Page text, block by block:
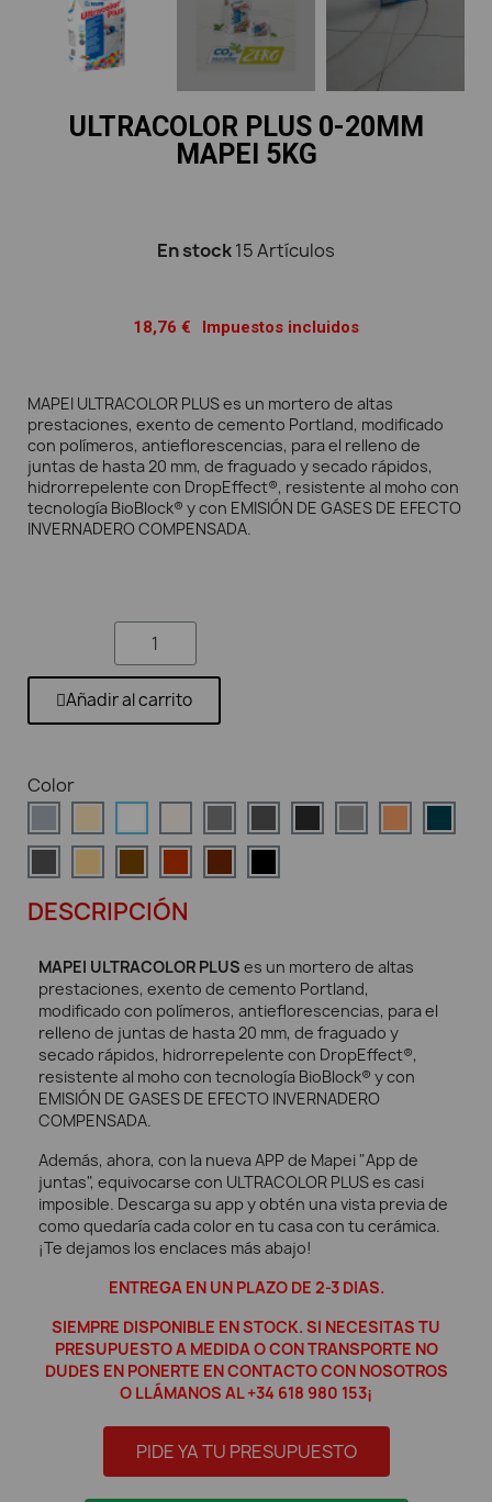
ULTRACOLOR PLUS 0-20MM
MAPEI 5KG
En stock15 Artículos
18,76 € Impuestos incluidos
MAPEI ULTRACOLOR PLUS es un mortero de altas
prestaciones, exento de cemento Portland, modificado
con polímeros, antieflorescencias, para el relleno de
juntas de hasta 20 mm, de fraguado y secado rápidos,
hidrorrepelente con DropEffect®, resistente al moho con
tecnología BioBlock® y con EMISIÓN DE GASES DE EFECTO
INVERNADERO COMPENSADA.
Añadir al carrito
Color
DESCRIPCIÓN
MAPEI ULTRACOLOR PLUS es un mortero de altas
prestaciones, exento de cemento Portland,
modificado con polímeros, antieflorescencias, para el
relleno de juntas de hasta 20 mm, de fraguado y
secado rápidos, hidrorrepelente con DropEffect®,
resistente al moho con tecnología BioBlock® y con
EMISIÓN DE GASES DE EFECTO INVERNADERO
COMPENSADA.
Además, ahora, con la nueva APP de Mapei "App de
juntas", equivocarse con ULTRACOLOR PLUS es casi
imposible. Descarga su app y obtén una vista previa de
como quedaría cada color en tu casa con tu cerámica.
¡Te dejamos los enclaces más abajo!
ENTREGA EN UN PLAZO DE 2-3 DIAS.
SIEMPRE DISPONIBLE EN STOCK. SI NECESITAS TU
PRESUPUESTO A MEDIDA O CONTRANSPORTE NO
DUDES EN PONERTE EN CONTACTO CON NOSOTROS
O LLÁMANOS AL +34 618 980 153¡
PIDE YA TU PRESUPUESTO